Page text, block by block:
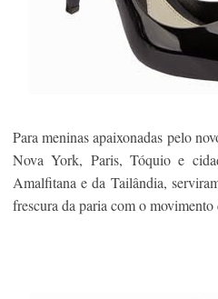
Para meninas apaixonadas pelo
Nova York, Paris, Tóquio e
Amalfitana e da Tailândia,
frescura da paria com o movimento